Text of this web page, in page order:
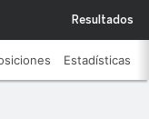
Resultados
Estadísticas